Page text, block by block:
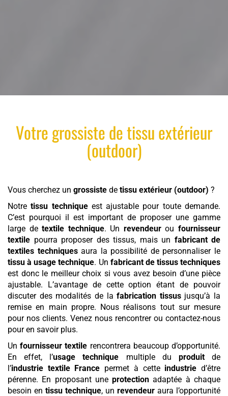
Votregrossistedetissuextérieur
(outdoor)
Vous cherchez un grossiste de tissu extérieur (outdoor) ?
Notretissu techniqueest ajustable pour toute demande.
C’est pourquoi il est important de proposer une gamme
large detextile technique. Un revendeuroufournisseur
textile pourra proposer des tissus, mais un fabricant de
textiles techniquesaura la possibilité de personnaliser le
tissu à usage technique. Un fabricant de tissus techniques
est donc le meilleur choix si vous avez besoin d’une pièce
ajustable. L’avantage de cette option étant de pouvoir
discuter des modalités de lafabrication tissusjusqu’à la
remise en main propre. Nous réalisons tout sur mesure
pour nos clients. Venez nous rencontrer ou contactez-nous
pour en savoir plus.
Unfournisseur textile rencontrera beaucoup d’opportunité.
En effet, l’usage technique multiple du produitde
l’industrie textile France permet à cette industried’être
pérenne. En proposant uneprotection adaptée à chaque
besoin en tissu technique, un revendeur aura l’opportunité